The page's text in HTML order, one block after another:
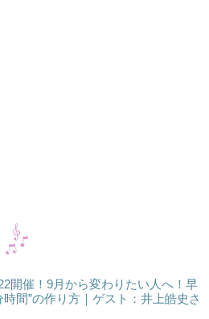
開催！9月から変わりたい人へ！早
時間”の作り方｜ゲスト：井上皓史さ